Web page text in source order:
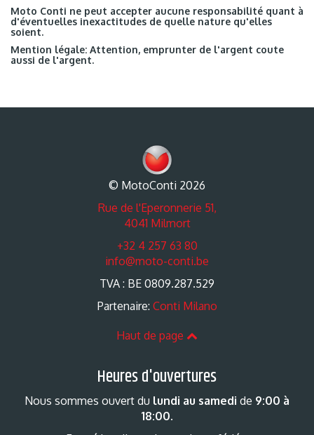
Moto Conti ne peut accepter aucune responsabilité quant à
d'éventuelles inexactitudes de quelle nature qu'elles
soient.
Mention légale: Attention, emprunter de l'argent coute
aussi de l'argent.
© MotoConti 2026
Rue de l'Eperonnerie 51,
4041 Milmort
+32 4 257 63 80
info@moto-conti.be
TVA : BE 0809.287.529
Partenaire: Conti Milano
Haut de page
Heures d'ouvertures
Nous sommes ouvert du lundi au samedi de 9:00 à
18:00.